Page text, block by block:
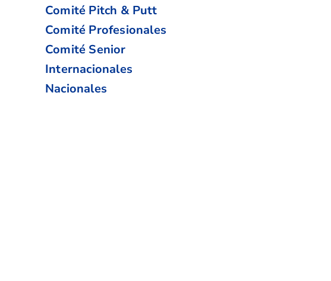
Comité Pitch & Putt
Comité Profesionales
Comité Senior
Internacionales
Nacionales